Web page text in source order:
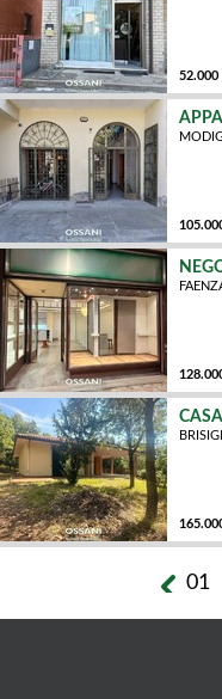
52.000
01